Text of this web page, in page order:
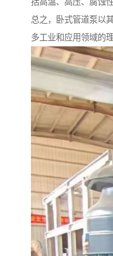
括高温、高压、腐蚀
总之，卧式管道泵以
多工业和应用领域的